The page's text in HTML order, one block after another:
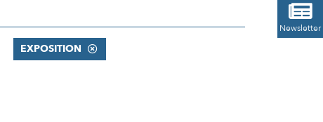

Newsletter
EXPOSITION